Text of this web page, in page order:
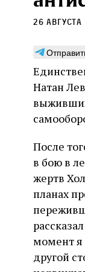
26
Натан
После
в бою в
жертв
планах
момент я
другой
и
По
2